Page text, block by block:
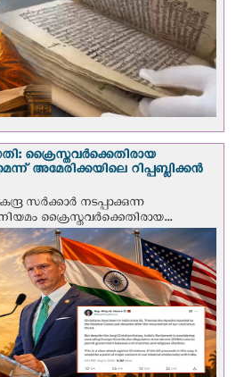
ക്രൈസ്തവർക്കെതിരായ
അമേരിക്കയിലെ റിപ്പബ്ലിക്കൻ
സർക്കാർ നടപ്പാക്കുന്ന
ക്രൈസ്തവർക്കെതിരായ...